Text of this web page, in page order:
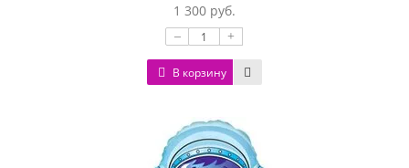
1 300 руб.
– +
В корзину